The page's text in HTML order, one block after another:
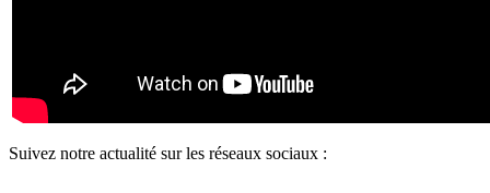
Suivez notre actualité sur les réseaux sociaux :